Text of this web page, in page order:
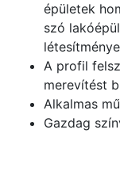
épületek
szó
A profil
merevítést
Alkalmas
Gazdag